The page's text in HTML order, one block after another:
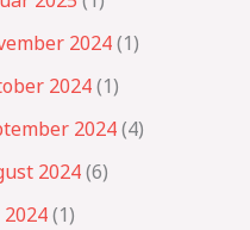
2024(1)
2024(1)
2024(4)
2024(6)
2024(1)